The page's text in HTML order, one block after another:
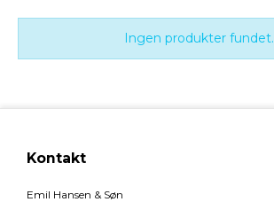
Ingen produkter fundet.
Kontakt
Emil Hansen & Søn